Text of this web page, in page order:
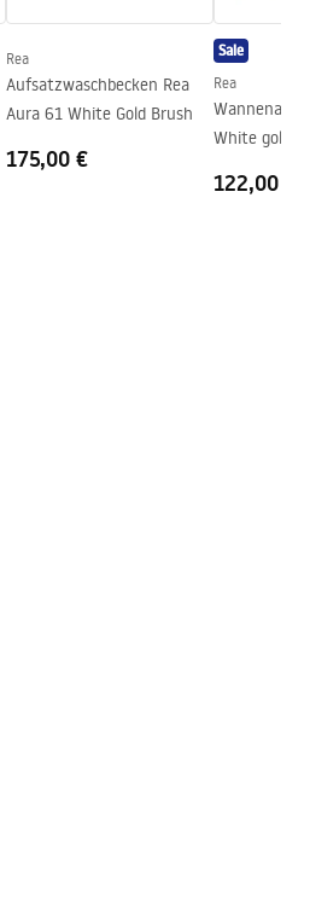
150mm
Rea
Aufsatzwaschbecken Rea
Aura 61 White Gold Brush
175,00 €
Sale
Rea
Wannenarmatur
White gold
122,00 €